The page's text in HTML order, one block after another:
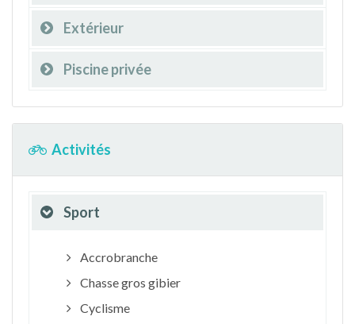
Extérieur
Piscine privée
Activités
Sport
Accrobranche
Chasse gros gibier
Cyclisme